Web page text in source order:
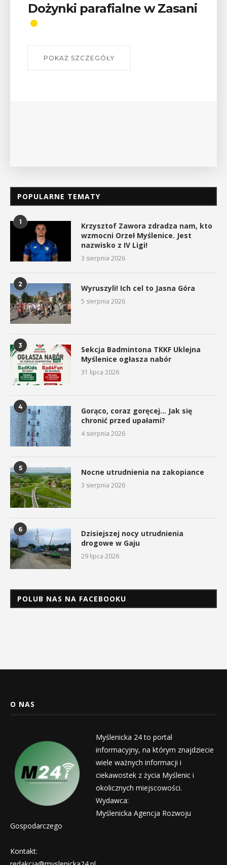
Dożynki parafialne w Zasani
POKAŻ SZCZEGÓŁY
POPULARNE TEMATY
1
Krzysztof Zawora zdradza nam, kto
wzmocni Orzeł Myślenice. Jest
nazwisko z IV Ligi!
3 sierpnia 2026
2 Wyruszyli! Ich cel to Jasna Góra
5 sierpnia 2026
3
Sekcja Badmintona TKKF Uklejna
Myślenice ogłasza nabór
31 lipca 2026
4
Gorąco, coraz goręcej… Jak się
chronić przed upałami?
4 sierpnia 2026
5 Nocne utrudnienia na zakopiance
3 sierpnia 2026
6
Dzisiejszej nocy utrudnienia
drogowe w Gaju
29 lipca 2026
POLUB NAS NA FACEBOOKU
O NAS
Myślenicka 24 to portal
informacyjny, na którym znajdziecie
wiele ważnych informacji i
ciekawostek z życia Myślenic i
okolicznych miejscowości.
Wydawca:
Myślenicka Agencja Rozwoju
Gospodarczego
Kontakt: